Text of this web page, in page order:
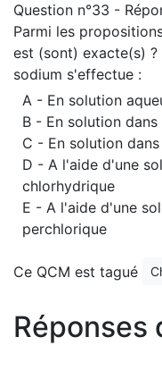
Question n°33 -
Parmi les
est (sont) exacte(s)
sodium s'effectue :
A - En solution
B - En solution
C - En solution
D - A l'aide d'une
chlorhydrique
E - A l'aide d'une
perchlorique
Ce QCM est tagué
Réponses